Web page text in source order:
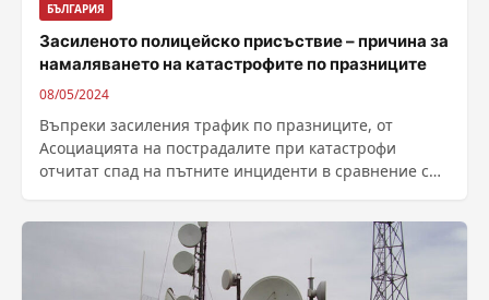
БЪЛГАРИЯ
Засиленото полицейско присъствие – причина за
намаляването на катастрофите по празниците
08/05/2024
Въпреки засиления трафик по празниците, от
Асоциацията на пострадалите при катастрофи
отчитат спад на пътните инциденти в сравнение с